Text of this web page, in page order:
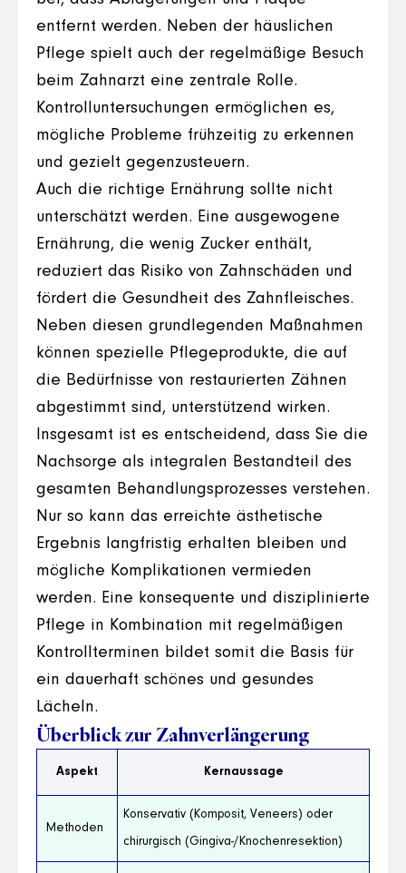
entfernt werden. Neben der häuslichen
Pflege spielt auch der regelmäßige Besuch
beim Zahnarzt eine zentrale Rolle.
Kontrolluntersuchungen ermöglichen es,
mögliche Probleme frühzeitig zu erkennen
und gezielt gegenzusteuern.
Auch die richtige Ernährung sollte nicht
unterschätzt werden. Eine ausgewogene
Ernährung, die wenig Zucker enthält,
reduziert das Risiko von Zahnschäden und
fördert die Gesundheit des Zahnfleisches.
Neben diesen grundlegenden Maßnahmen
können spezielle Pflegeprodukte, die auf
die Bedürfnisse von restaurierten Zähnen
abgestimmt sind, unterstützend wirken.
Insgesamt ist es entscheidend, dass Sie die
Nachsorge als integralen Bestandteil des
gesamten Behandlungsprozesses verstehen.
Nur so kann das erreichte ästhetische
Ergebnis langfristig erhalten bleiben und
mögliche Komplikationen vermieden
werden. Eine konsequente und disziplinierte
Pflege in Kombination mit regelmäßigen
Kontrollterminen bildet somit die Basis für
ein dauerhaft schönes und gesundes
Lächeln.
Überblick zur Zahnverlängerung
Aspekt Kernaussage
Methoden
Konservativ (Komposit, Veneers) oder
chirurgisch (Gingiva-/Knochenresektion)